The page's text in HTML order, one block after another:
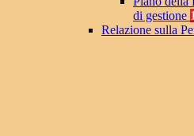
di gestione 1
Relazione sulla